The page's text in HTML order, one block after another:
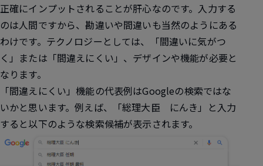
正確にインプットされることが肝心なのです。入力する
のは人間ですから、勘違いや間違いも当然のようにある
わけです。テクノロジーとしては、「間違いに気がつ
く」または「間違えにくい」、デザインや機能が必要と
なります。
「間違えにくい」機能の代表例はGoogleの検索ではな
いかと思います。例えば、「総理大臣 にんき」と入力
すると以下のような検索候補が表示されます。